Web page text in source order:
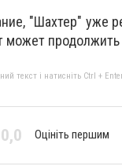
"Шахтер" уже
может
текст і натисніть Ctrl +
0,0 Оцініть першим